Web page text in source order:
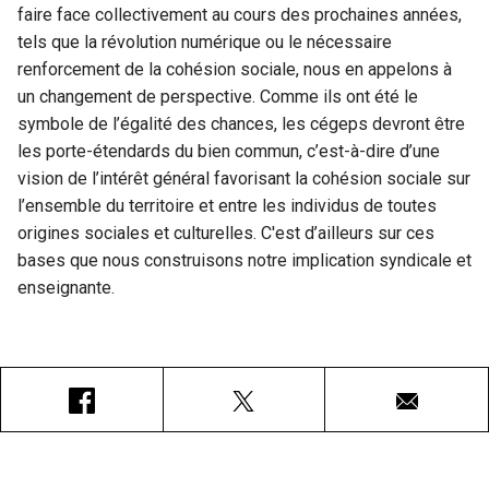
faire face collectivement au cours des prochaines années,
tels que la révolution numérique ou le nécessaire
renforcement de la cohésion sociale, nous en appelons à
un changement de perspective. Comme ils ont été le
symbole de l’égalité des chances, les cégeps devront être
les porte-étendards du bien commun, c’est-à-dire d’une
vision de l’intérêt général favorisant la cohésion sociale sur
l’ensemble du territoire et entre les individus de toutes
origines sociales et culturelles. C'est d’ailleurs sur ces
bases que nous construisons notre implication syndicale et
enseignante.
Courriel